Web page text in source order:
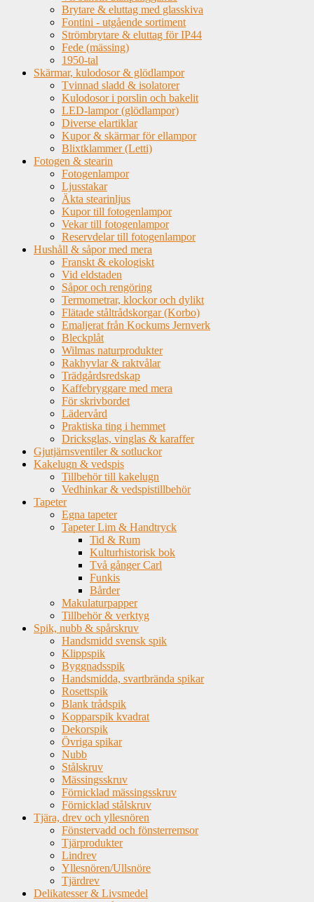
Brytare & eluttag med glasskiva
Fontini - utgående sortiment
Strömbrytare & eluttag för IP44
Fede (mässing)
1950-tal
Skärmar, kulodosor & glödlampor
Tvinnad sladd & isolatorer
Kulodosor i porslin och bakelit
LED-lampor (glödlampor)
Diverse elartiklar
Kupor & skärmar för ellampor
Blixtklammer (Letti)
Fotogen & stearin
Fotogenlampor
Ljusstakar
Äkta stearinljus
Kupor till fotogenlampor
Vekar till fotogenlampor
Reservdelar till fotogenlampor
Hushåll & såpor med mera
Franskt & ekologiskt
Vid eldstaden
Såpor och rengöring
Termometrar, klockor och dylikt
Flätade ståltrådskorgar (Korbo)
Emaljerat från Kockums Jernverk
Bleckplåt
Wilmas naturprodukter
Rakhyvlar & raktvålar
Trädgårdsredskap
Kaffebryggare med mera
För skrivbordet
Lädervård
Praktiska ting i hemmet
Dricksglas, vinglas & karaffer
Gjutjärnsventiler & sotluckor
Kakelugn & vedspis
Tillbehör till kakelugn
Vedhinkar & vedspistillbehör
Tapeter
Egna tapeter
Tapeter Lim & Handtryck
Tid & Rum
Kulturhistorisk bok
Två gånger Carl
Funkis
Bårder
Makulaturpapper
Tillbehör & verktyg
Spik, nubb & spårskruv
Handsmidd svensk spik
Klippspik
Byggnadsspik
Handsmidda, svartbrända spikar
Rosettspik
Blank trådspik
Kopparspik kvadrat
Dekorspik
Övriga spikar
Nubb
Stålskruv
Mässingsskruv
Förnicklad mässingsskruv
Förnicklad stålskruv
Tjära, drev och yllesnören
Fönstervadd och fönsterremsor
Tjärprodukter
Lindrev
Yllesnören/Ullsnöre
Tjärdrev
Delikatesser & Livsmedel